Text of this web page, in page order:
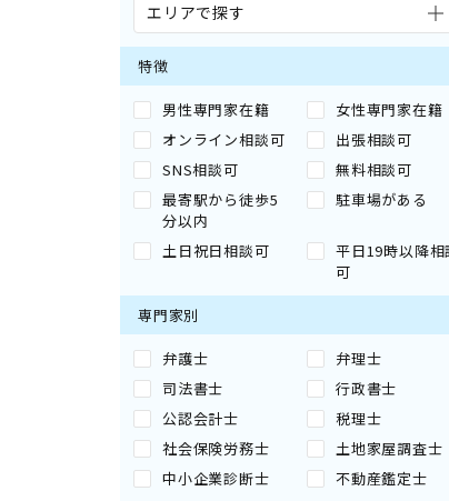
エリアで探す
特徴
男性専門家在籍
女性専門家在籍
オンライン相談可
出張相談可
SNS相談可
無料相談可
最寄駅から徒歩5
分以内
駐車場がある
土日祝日相談可
平日19時以降相
可
専門家別
弁護士
弁理士
司法書士
行政書士
公認会計士
税理士
社会保険労務士
土地家屋調査士
中小企業診断士
不動産鑑定士